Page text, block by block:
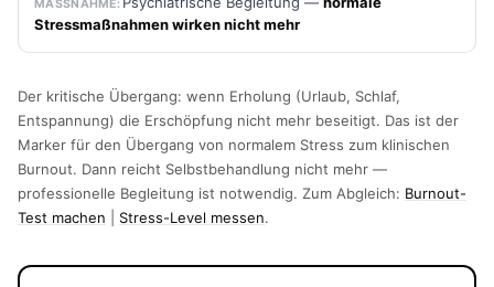
Stressmaßnahmen wirken nicht mehr
Der kritische Übergang: wenn Erholung (Urlaub, Schlaf,
Entspannung) die Erschöpfung nicht mehr beseitigt. Das ist der
Marker für den Übergang von normalem Stress zum klinischen
Burnout. Dann reicht Selbstbehandlung nicht mehr —
professionelle Begleitung ist notwendig. Zum Abgleich: Burnout-
Test machen
Stress-Level messen.